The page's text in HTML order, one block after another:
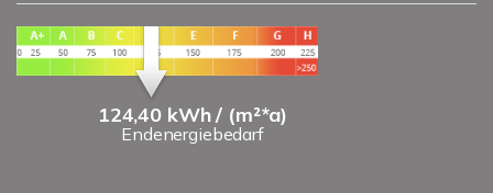
124,40 kWh / (m²*a)
Endenergiebedarf